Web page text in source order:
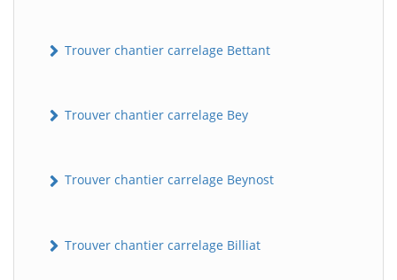
Trouver chantier carrelage Bettant
Trouver chantier carrelage Bey
Trouver chantier carrelage Beynost
Trouver chantier carrelage Billiat